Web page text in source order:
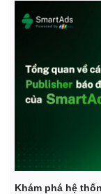
Khám phá hệ